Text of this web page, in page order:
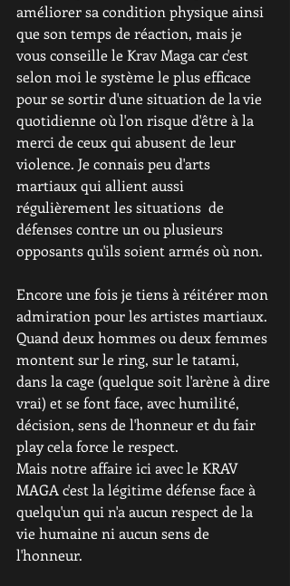
améliorer sa condition physique ainsi
que son temps de réaction, mais je
vous conseille le Krav Maga car c'est
selon moi le système le plus efficace
pour se sortir d'une situation de la vie
quotidienne où l'on risque d'être à la
merci de ceux qui abusent de leur
violence. Je connais peu d'arts
martiaux qui allient aussi
régulièrement les situations  de
défenses contre un ou plusieurs
opposants qu'ils soient armés où non.
Encore une fois je tiens à réitérer mon
admiration pour les artistes martiaux.
Quand deux hommes ou deux femmes
montent sur le ring, sur le tatami,
dans la cage (quelque soit l'arène à dire
vrai) et se font face, avec humilité,
décision, sens de l'honneur et du fair
play cela force le respect.
Mais notre affaire ici avec le KRAV
MAGA c'est la légitime défense face à
quelqu'un qui n'a aucun respect de la
vie humaine ni aucun sens de
l'honneur.